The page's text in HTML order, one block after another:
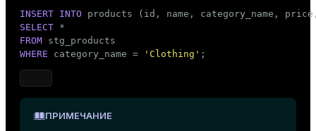
'Desk Chair'
, 'Blender' , 'Home', 55.00 , 25
,
       (
'Clothing'
INSERT INTO
SELECT
FROM
WHERE category_name = 'Clothing' ;
ПРИМЕЧАНИЕ